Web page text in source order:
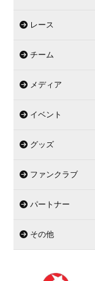
レース
チーム
メディア
イベント
グッズ
ファンクラブ
パートナー
その他